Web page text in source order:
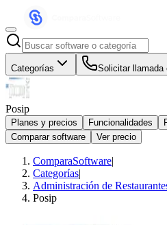
Categorías Solicitar llamada
Posip
Planes y precios Funcionalidades
Comparar software
Ver precio
ComparaSoftware|
Categorías|
Administración de
Posip